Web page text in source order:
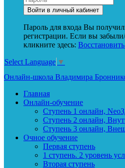
Пароль для входа Вы
регистрации. Если вы
кликните здесь:
Select Language ▼
Онлайн-школа Владимира
Главная
Онлайн-обучение
Ступень 1 онлайн,
Ступень 2 онлайн,
Ступень 3 онлайн,
Очное обучение
Первая ступень
1 ступень. 2 уровень
Вторая ступень